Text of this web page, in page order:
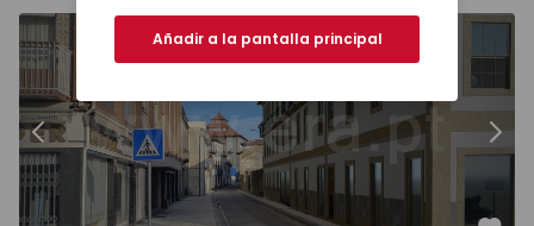
Anterior
Añadir a la pantalla principal